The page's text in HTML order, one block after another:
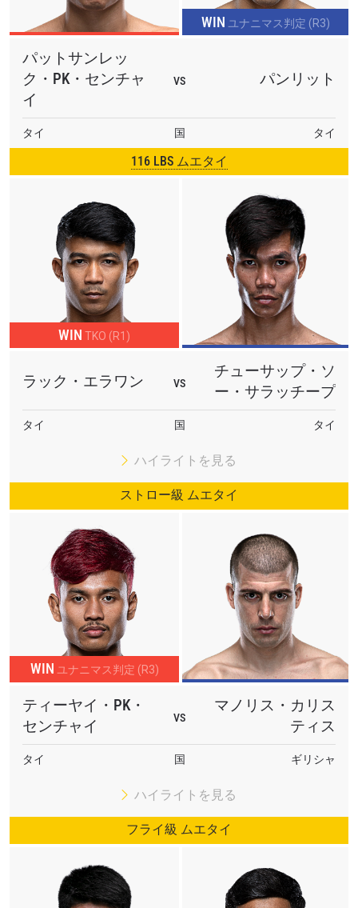
WIN ユナニマス判定 (R3)
パットサンレッ
ク・PK・センチャ
イ
VS パンリット
タイ 国 タイ
116 LBS ムエタイ
WIN TKO (R1)
ラック・エラワン VS
チューサップ・ソ
ー・サラッチープ
タイ 国 タイ
ハイライトを見る
ストロー級 ムエタイ
WIN ユナニマス判定 (R3)
ティーヤイ・PK・
センチャイ
VS
マノリス・カリス
ティス
タイ 国 ギリシャ
ハイライトを見る
フライ級 ムエタイ